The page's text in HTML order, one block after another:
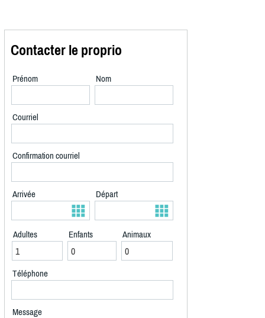
Contacter le proprio
Prénom Nom
Courriel
Confirmation courriel
Arrivée Départ
Adultes Enfants Animaux
Téléphone
Message